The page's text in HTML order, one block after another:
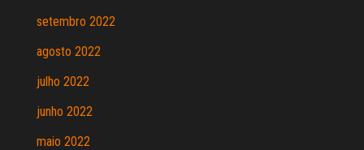
setembro 2022
agosto 2022
julho 2022
junho 2022
maio 2022